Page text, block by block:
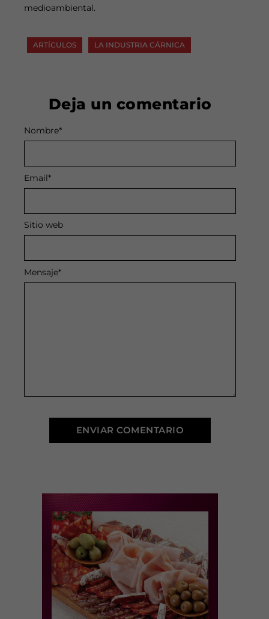
medioambiental.
ARTÍCULOS LA INDUSTRIA CÁRNICA
Deja un comentario
Mensaje*
Nombre*
Email*
Sitio web
Alternative: